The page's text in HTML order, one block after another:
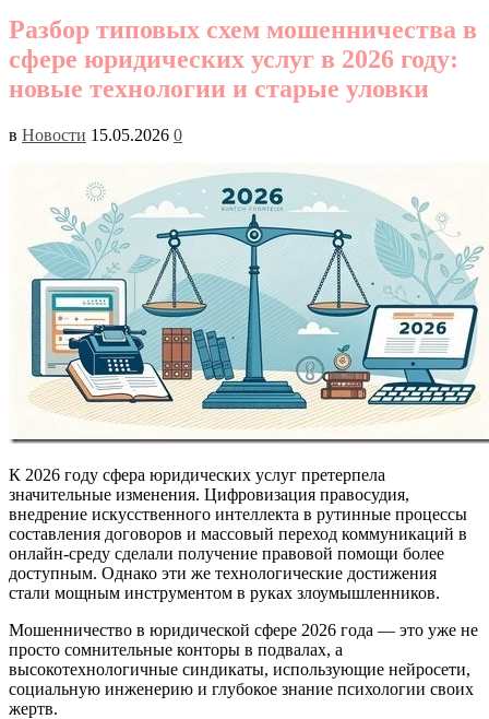
Разбор типовых схем мошенничества в
сфере юридических услуг в 2026 году:
новые технологии и старые уловки
в Новости 15.05.2026 0
К 2026 году сфера юридических услуг претерпела
значительные изменения. Цифровизация правосудия,
внедрение искусственного интеллекта в рутинные процессы
составления договоров и массовый переход коммуникаций в
онлайн-среду сделали получение правовой помощи более
доступным. Однако эти же технологические достижения
стали мощным инструментом в руках злоумышленников.
Мошенничество в юридической сфере 2026 года — это уже не
просто сомнительные конторы в подвалах, а
высокотехнологичные синдикаты, использующие нейросети,
социальную инженерию и глубокое знание психологии своих
жертв.